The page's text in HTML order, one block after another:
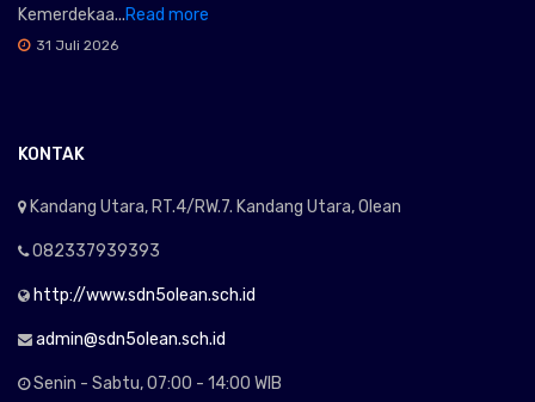
Kemerdekaa...Read more
31 Juli 2026
KONTAK
Kandang Utara, RT.4/RW.7. Kandang Utara, Olean
082337939393
http://www.sdn5olean.sch.id
admin@sdn5olean.sch.id
Senin - Sabtu, 07:00 - 14:00 WIB